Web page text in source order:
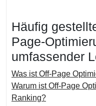
Häufig
Page-
umfassender
Was ist Off-Page
Warum ist Off-Page
Ranking?